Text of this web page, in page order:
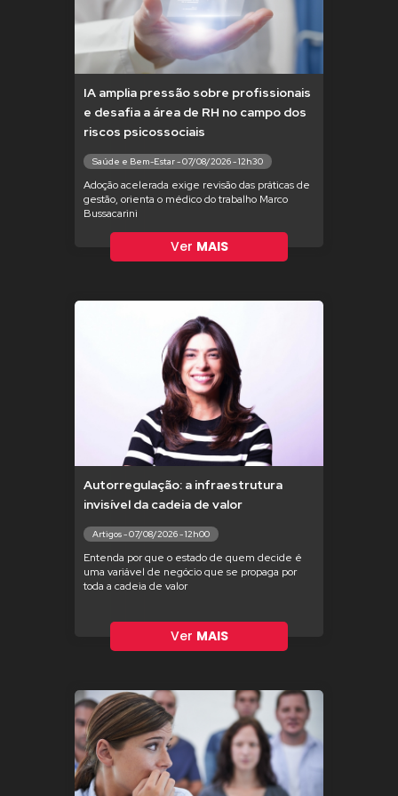
IA amplia pressão sobre profissionais
e desafia a área de RH no campo dos
riscos psicossociais
Saúde e Bem-Estar - 07/08/2026 - 12h30
Adoção acelerada exige revisão das práticas de
gestão, orienta o médico do trabalho Marco
Bussacarini
Ver MAIS
Autorregulação: a infraestrutura
invisível da cadeia de valor
Artigos - 07/08/2026 - 12h00
Entenda por que o estado de quem decide é
uma variável de negócio que se propaga por
toda a cadeia de valor
Ver MAIS